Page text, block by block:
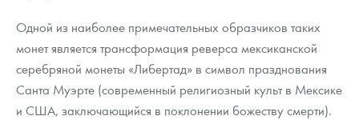
Одной из наиболее примечательных образчиков таких
монет является трансформация реверса мексиканской
серебряной монеты «Либертад» в символ празднования
Санта Муэрте (современный религиозный культ в Мексике
и США, заключающийся в поклонении божеству смерти).